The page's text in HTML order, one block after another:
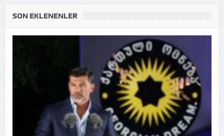
SON EKLENENLER